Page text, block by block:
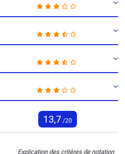
13,7 /20
Explication des critères de notation